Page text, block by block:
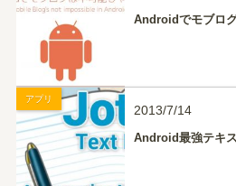
Androidでモブロ
アプリ
2013/7/14
Android最強テキ